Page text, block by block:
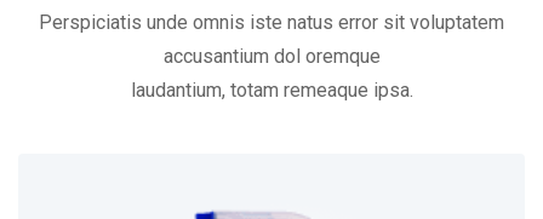
Perspiciatis unde omnis iste natus error sit voluptatem
accusantium dol oremque
laudantium, totam remeaque ipsa.